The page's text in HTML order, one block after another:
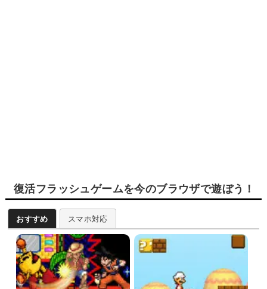
復活フラッシュゲームを今のブラウザで遊ぼう！
おすすめ スマホ対応